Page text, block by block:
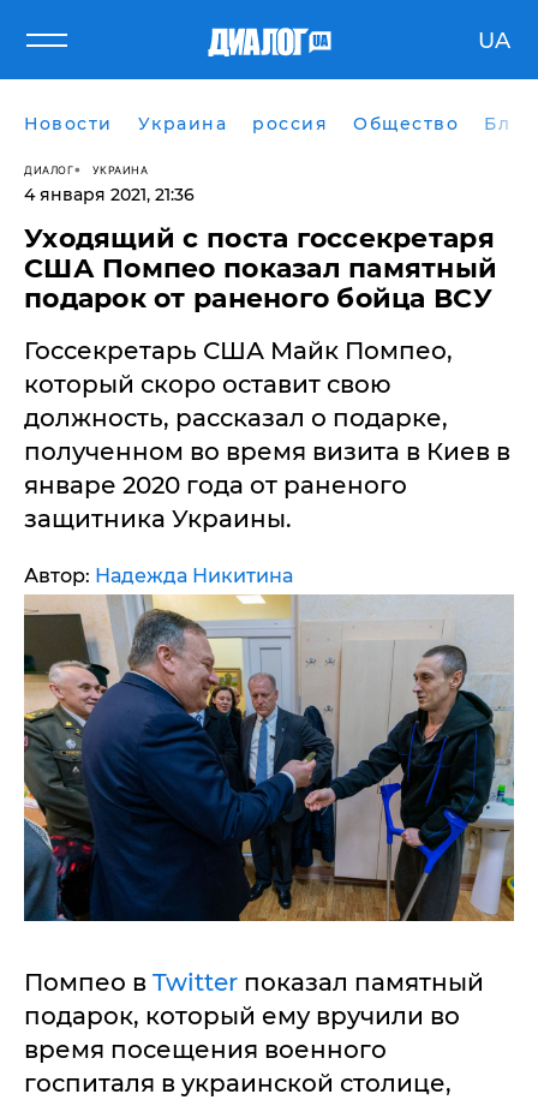
UA
Новости Украина россия Общество
ДИАЛОГ УКРАИНА
4 января 2021, 21:36
Уходящий с поста госсекретаря
США Помпео показал памятный
подарок от раненого бойца ВСУ
Госсекретарь США Майк Помпео,
который скоро оставит свою
должность, рассказал о подарке,
полученном во время визита в Киев в
январе 2020 года от раненого
защитника Украины.
Автор: Надежда Никитина
Помпео в Twitter показал памятный
подарок, который ему вручили во
время посещения военного
госпиталя в украинской столице,